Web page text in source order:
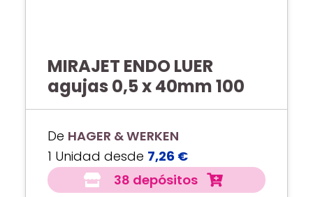
MIRAJET ENDO LUER
agujas 0,5 x 40mm 100
De HAGER & WERKEN
1 Unidad desde 7,26 €
38 depósitos